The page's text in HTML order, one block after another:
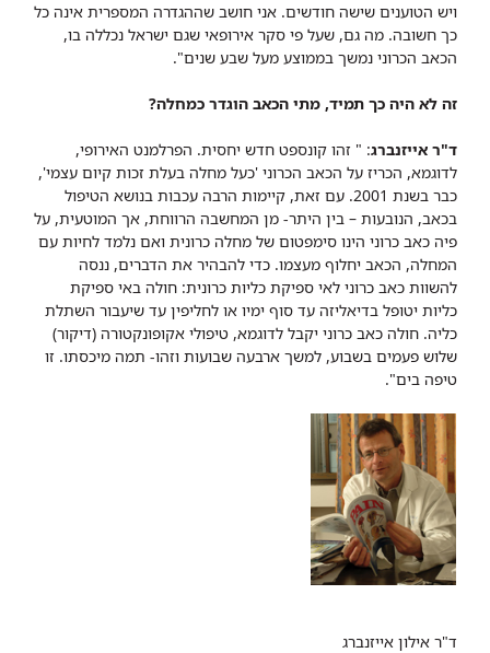
ויש הטוענים שישה חודשים. אני חושב שההגדרה המספרית אינה כל
כך חשובה. מה גם, שעל פי סקר אירופאי שגם ישראל נכללה בו,
הכאב הכרוני נמשך בממוצע מעל שבע שנים".
זה לא היה כך תמיד, מתי הכאב הוגדר כמחלה?
ד"ר אייזנברג: " זהו קונספט חדש יחסית. הפרלמנט האירופי,
לדוגמא, הכריז על הכאב הכרוני 'כעל מחלה בעלת זכות קיום עצמי',
כבר בשנת 2001. עם זאת, קיימות הרבה עכבות בנושא הטיפול
בכאב, הנובעות – בין היתר- מן המחשבה הרווחת, אך המוטעית, על
פיה כאב כרוני הינו סימפטום של מחלה כרונית ואם נלמד לחיות עם
המחלה, הכאב יחלוף מעצמו. כדי להבהיר את הדברים, ננסה
להשוות כאב כרוני לאי ספיקת כליות כרונית: חולה באי ספיקת
כליות יטופל בדיאליזה עד סוף ימיו או לחליפין עד שיעבור השתלת
כליה. חולה כאב כרוני יקבל לדוגמא, טיפולי אקופונקטורה (דיקור)
שלוש פעמים בשבוע, למשך ארבעה שבועות וזהו- תמה מיכסתו. זו
טיפה בים".
ד"ר אילון אייזנברג